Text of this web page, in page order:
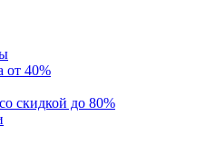
от 40%
скидкой до 80%